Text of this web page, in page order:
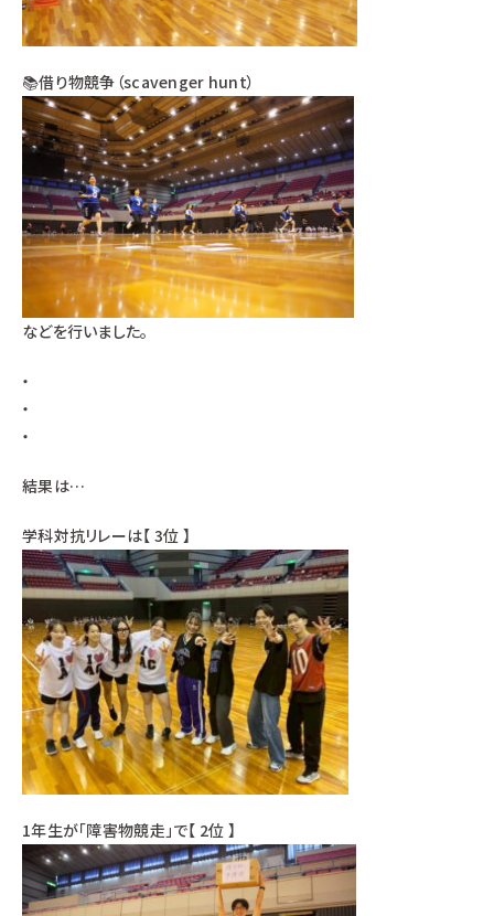
📚借り物競争（scavenger hunt）
などを行いました。
・
・
・
結果は…
学科対抗リレーは【 3位 】
1年生が「障害物競走」で【 2位 】